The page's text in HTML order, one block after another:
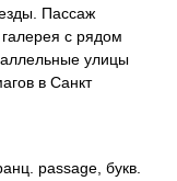
Пассаж
с рядом
улицы
в Санкт
passage, букв.